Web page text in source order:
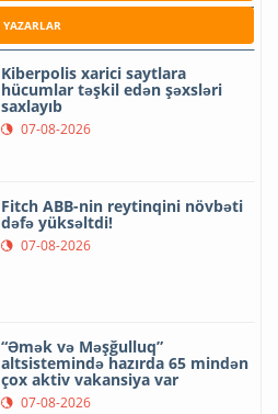
YAZARLAR
Kiberpolis xarici saytlara
hücumlar təşkil edən şəxsləri
saxlayıb
07-08-2026
Fitch ABB-nin reytinqini növbəti
dəfə yüksəltdi!
07-08-2026
“Əmək və Məşğulluq”
altsistemində hazırda 65 mindən
çox aktiv vakansiya var
07-08-2026